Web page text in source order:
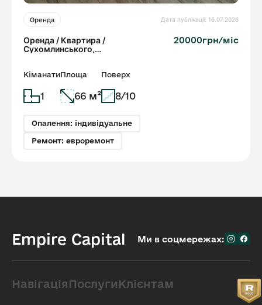
Оренда Дата публікації: 16.07.2026
Оренда / Квартира /
Сухомлинського,
20000грн/міс
Кіманати
1
Площа
66 м²
Поверх
8/10
Опалення: індивідуальне
Ремонт: евроремонт
Empire Capital Ми в соцмережах:
НавігаціяПослугиКлієнтам